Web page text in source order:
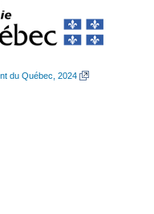
du Québec, 2024